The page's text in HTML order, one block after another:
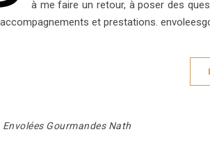
à me faire un retour, à poser des
et prestations.
Envolées Gourmandes Nath